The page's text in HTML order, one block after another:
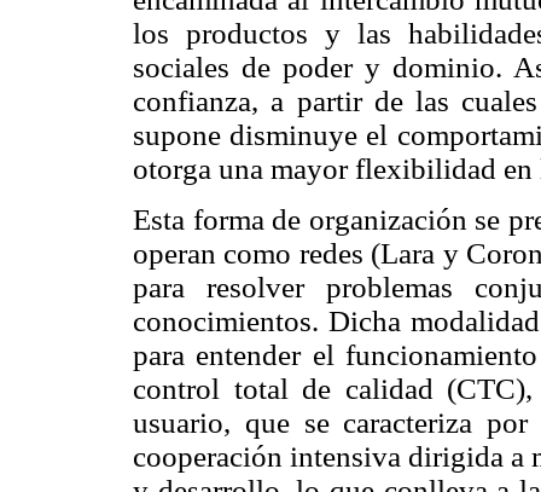
los productos y las
sociales de poder y dominio.
confianza, a partir de las
supone disminuye el
otorga una mayor flexibilidad en
Esta forma de organización se
operan como redes (Lara y
para resolver problemas
conocimientos. Dicha
para entender el
control total de calidad
usuario, que se caracteriza
cooperación intensiva dirigida a